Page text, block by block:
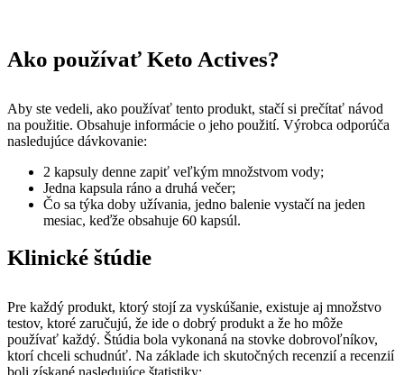
Ako používať Keto Actives?
Aby ste vedeli, ako používať tento produkt, stačí si prečítať návod
na použitie. Obsahuje informácie o jeho použití. Výrobca odporúča
nasledujúce dávkovanie:
2 kapsuly denne zapiť veľkým množstvom vody;
Jedna kapsula ráno a druhá večer;
Čo sa týka doby užívania, jedno balenie vystačí na jeden
mesiac, keďže obsahuje 60 kapsúl.
Klinické štúdie
Pre každý produkt, ktorý stojí za vyskúšanie, existuje aj množstvo
testov, ktoré zaručujú, že ide o dobrý produkt a že ho môže
používať každý. Štúdia bola vykonaná na stovke dobrovoľníkov,
ktorí chceli schudnúť. Na základe ich skutočných recenzií a recenzií
boli získané nasledujúce štatistiky: